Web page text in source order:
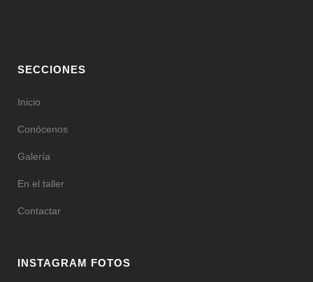
SECCIONES
Inicio
Conócenos
Galería
En el taller
Contactar
INSTAGRAM FOTOS